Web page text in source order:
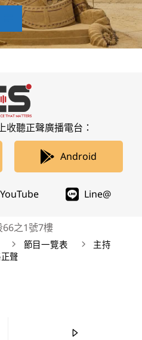
收聽正聲廣播電台：
Android
YouTube Line@
66之1號7樓
節目一覽表
主持
聲